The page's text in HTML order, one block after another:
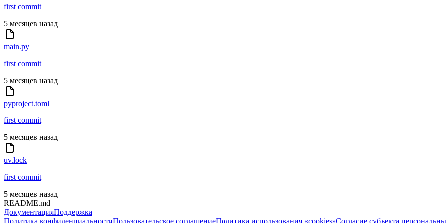
first commit
5 месяцев назад
main.py
first commit
5 месяцев назад
pyproject.toml
first commit
5 месяцев назад
uv.lock
first commit
5 месяцев назад
README.md
ДокументацияПоддержка
Политика конфиденциальностиПользовательское соглашениеПолитика использования «cookies»Согласие субъекта